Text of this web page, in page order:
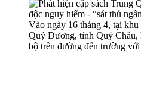
Vào ngày 16 tháng 4, tại
Quý Dương, tỉnh Quý Châu,
bộ trên đường đến trường